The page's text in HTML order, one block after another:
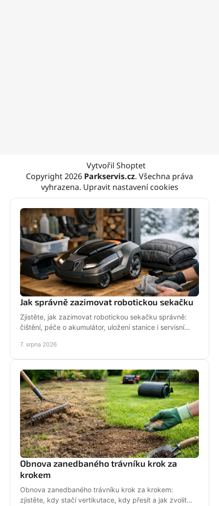
Vytvořil Shoptet
Copyright 2026 Parkservis.cz. Všechna práva
vyhrazena. Upravit nastavení cookies
Jak správně zazimovat robotickou sekačku
Zjistěte, jak zazimovat robotickou sekačku správně:
čištění, péče o akumulátor, uložení stanice i servisní
7. srpna 2026
Obnova zanedbaného trávníku krok za
krokem
Obnova zanedbaného trávníku krok za krokem:
zjistěte, kdy stačí vertikutace, kdy přesít a jak zvolit